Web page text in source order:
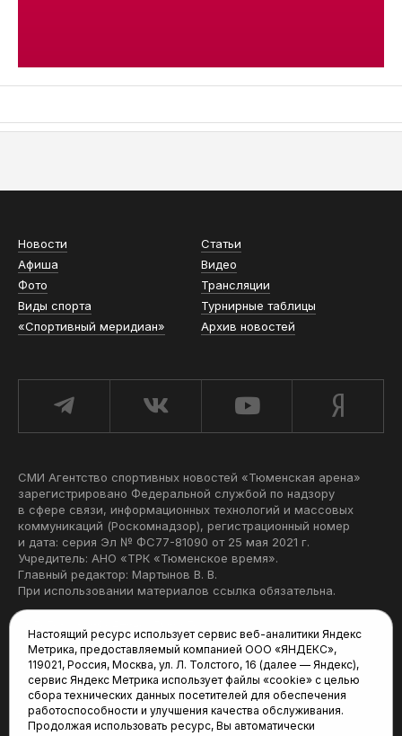
Новости
Статьи
Афиша
Видео
Фото
Трансляции
Виды спорта
Турнирные таблицы
«Спортивный меридиан»
Архив новостей
СМИ Агентство спортивных новостей «Тюменская арена»
зарегистрировано Федеральной службой по надзору
в сфере связи, информационных технологий и массовых
коммуникаций (Роскомнадзор), регистрационный номер
и дата: серия Эл № ФС77-81090 от 25 мая 2021 г.
Учредитель: АНО «ТРК «Тюменское время».
Главный редактор: Мартынов В. В.
При использовании материалов ссылка обязательна.
Редакция:
625035, Тюмень, пр. Геологоразведчиков, 28А
(3452) 68-22-28
tum-arena@mail.ru
Настоящий ресурс использует сервис веб-аналитики Яндекс
Метрика, предоставляемый компанией ООО «ЯНДЕКС»,
119021, Россия, Москва, ул. Л. Толстого, 16 (далее — Яндекс),
сервис Яндекс Метрика использует файлы «cookie» с целью
сбора технических данных посетителей для обеспечения
работоспособности и улучшения качества обслуживания.
Продолжая использовать ресурс, Вы автоматически